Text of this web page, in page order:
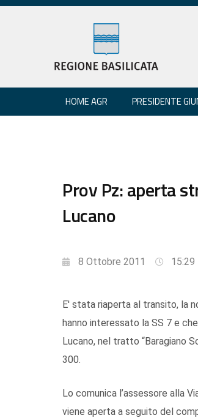
HOME AGR PRESIDENTE
Prov Pz: aperta
Lucano
8 Ottobre 2011 15:29
E' stata riaperta al transito, la
hanno interessato la SS 7 e
Lucano, nel tratto “Baragiano
300.
Lo comunica l’assessore alla
viene aperta a seguito del